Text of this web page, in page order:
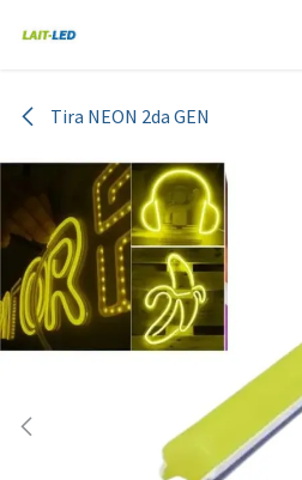
Tira NEON 2da GEN